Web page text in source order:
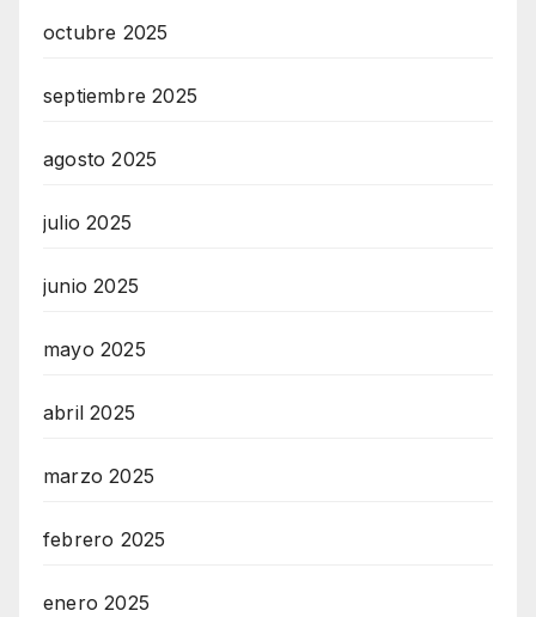
octubre 2025
septiembre 2025
agosto 2025
julio 2025
junio 2025
mayo 2025
abril 2025
marzo 2025
febrero 2025
enero 2025